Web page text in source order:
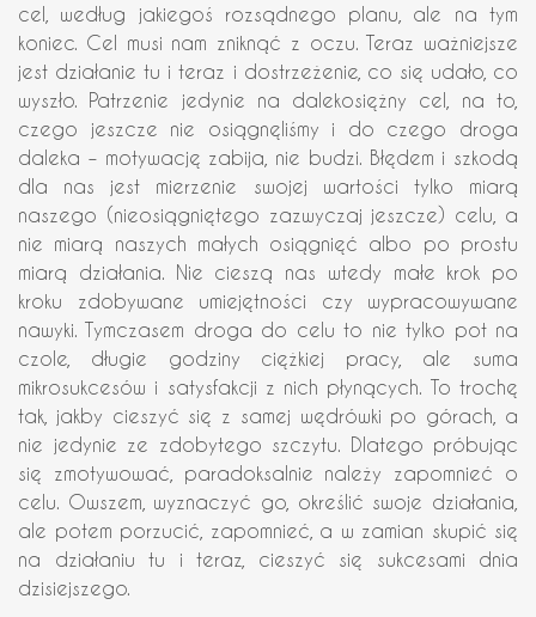
cel, według jakiegoś rozsądnego planu, ale na tym
koniec. Cel musi nam zniknąć z oczu. Teraz ważniejsze
jest działanie tu i teraz i dostrzeżenie, co się udało, co
wyszło. Patrzenie jedynie na dalekosiężny cel, na to,
czego jeszcze nie osiągnęliśmy i do czego droga
daleka – motywację zabija, nie budzi. Błędem i szkodą
dla nas jest mierzenie swojej wartości tylko miarą
naszego (nieosiągniętego zazwyczaj jeszcze) celu, a
nie miarą naszych małych osiągnięć albo po prostu
miarą działania. Nie cieszą nas wtedy małe krok po
kroku zdobywane umiejętności czy wypracowywane
nawyki. Tymczasem droga do celu to nie tylko pot na
czole, długie godziny ciężkiej pracy, ale suma
mikrosukcesów i satysfakcji z nich płynących. To trochę
tak, jakby cieszyć się z samej wędrówki po górach, a
nie jedynie ze zdobytego szczytu. Dlatego próbując
się zmotywować, paradoksalnie należy zapomnieć o
celu. Owszem, wyznaczyć go, określić swoje działania,
ale potem porzucić, zapomnieć, a w zamian skupić się
na działaniu tu i teraz, cieszyć się sukcesami dnia
dzisiejszego.